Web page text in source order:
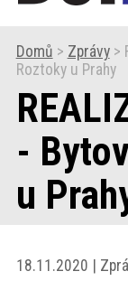
Praxe
Fotogalerie
Produkty
Prodejní
Domů > Zprávy>
Roztoky u Prahy
-
u
18.11.2020 |